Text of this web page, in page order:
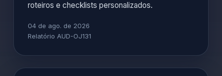
roteiros e checklists personalizados.
04 de ago. de 2026
Relatório AUD-OJ131